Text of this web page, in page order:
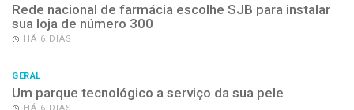
Rede nacional de farmácia escolhe SJB para instalar
sua loja de número 300
HÁ 6 DIAS
GERAL
Um parque tecnológico a serviço da sua pele